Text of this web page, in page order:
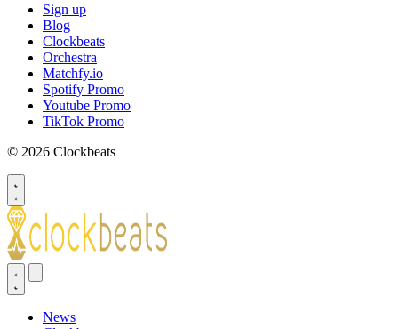
Sign up
Blog
Clockbeats
Orchestra
Matchfy.io
Spotify Promo
Youtube Promo
TikTok Promo
© 2026 Clockbeats
News